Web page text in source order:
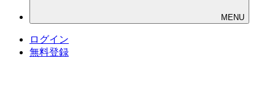
MENU
ログイン
無料登録